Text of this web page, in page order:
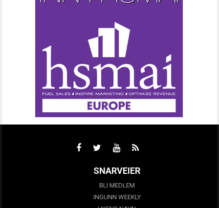
SNARVEIER
BLI MEDLEM
INGUNN WEEKLY